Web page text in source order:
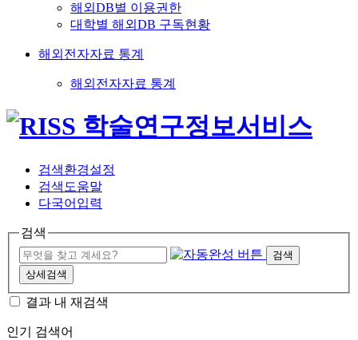
해외DB별 이용권한
대학별 해외DB 구독현황
해외전자자료 통계
해외전자자료 통계
검색환경설정
검색도움말
다국어입력
검색
검색
상세검색
결과 내 재검색
인기 검색어